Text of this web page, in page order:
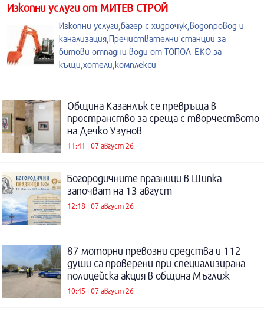
Изкопни услуги от МИТЕВ СТРОЙ
Изкопни услуги,багер с хидрочук,водопровод и
канализация,Пречиствателни станции за
битови отпадни води от ТОПОЛ-ЕКО за
къщи,хотели,комплекси
Община Казанлък се превръща в
пространство за среща с творчеството
на Дечко Узунов
11:41 | 07 август 26
Богородичните празници в Шипка
започват на 13 август
12:18 | 07 август 26
87 моторни превозни средства и 112
души са проверени при специализирана
полицейска акция в община Мъглиж
10:45 | 07 август 26